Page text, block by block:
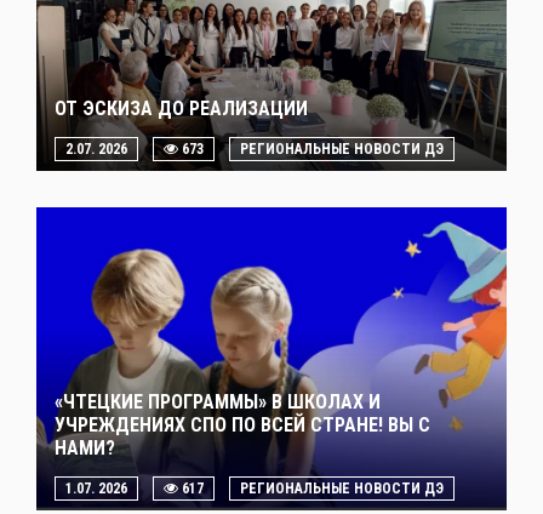
ОТ ЭСКИЗА ДО РЕАЛИЗАЦИИ
2.07. 2026 673 РЕГИОНАЛЬНЫЕ НОВОСТИ ДЭ
«ЧТЕЦКИЕ ПРОГРАММЫ» В ШКОЛАХ И
УЧРЕЖДЕНИЯХ СПО ПО ВСЕЙ СТРАНЕ! ВЫ С
НАМИ?
1.07. 2026 617 РЕГИОНАЛЬНЫЕ НОВОСТИ ДЭ